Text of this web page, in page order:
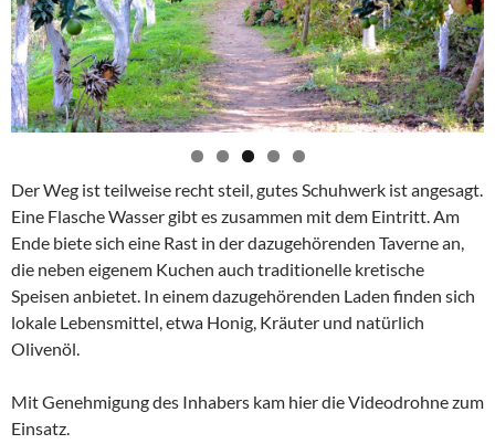
Der Weg ist teilweise recht steil, gutes Schuhwerk ist angesagt.
Eine Flasche Wasser gibt es zusammen mit dem Eintritt. Am
Ende biete sich eine Rast in der dazugehörenden Taverne an,
die neben eigenem Kuchen auch traditionelle kretische
Speisen anbietet. In einem dazugehörenden Laden finden sich
lokale Lebensmittel, etwa Honig, Kräuter und natürlich
Olivenöl.
Mit Genehmigung des Inhabers kam hier die Videodrohne zum
Einsatz.